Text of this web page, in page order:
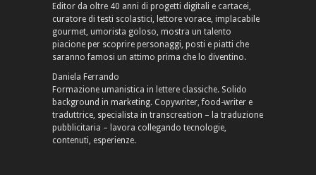
Editor da oltre 40 anni di progetti digitali e cartacei,
curatore di testi scolastici, lettore vorace, implacabile
gourmet, umorista goloso, mostra un talento
piacione per scoprire personaggi, posti e piatti che
saranno famosi un attimo prima che lo diventino.
Daniela Ferrando
Formazione umanistica in lettere classiche. Solido
background in marketing. Copywriter, food-writer e
traduttrice, specialista in transcreation – la traduzione
pubblicitaria – lavora collegando tecnologie,
contenuti, esperienze.